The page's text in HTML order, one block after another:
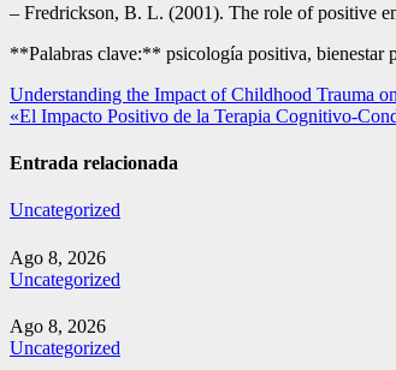
– Fredrickson, B. L. (2001). The role of positive
**Palabras clave:** psicología positiva, bienestar
Navegación
de
entradas
Understanding the Impact of Childhood Trauma
«El Impacto Positivo de la Terapia Cognitivo-
Entrada relacionada
Uncategorized
Ago 8, 2026
Uncategorized
Ago 8, 2026
Uncategorized